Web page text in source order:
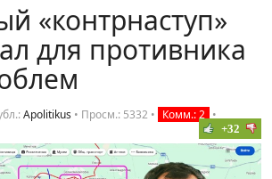
«контрнаступ»
для противника
Apolitikus • Просм.: 5332 • Комм.: 2 •
+32